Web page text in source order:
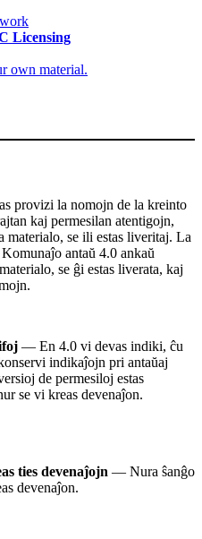
Licensing
own material.
provizi la nomojn de la kreinto
kaj permesilan atentigojn,
se ili estas liveritaj. La
antaŭ 4.0 ankaŭ
se ĝi estas liverata, kaj
— En 4.0 vi devas indiki, ĉu
indikaĵojn pri antaŭaj
de permesiloj estas
se vi kreas devenaĵon.
ties devenaĵojn — Nura ŝanĝo
devenaĵon.